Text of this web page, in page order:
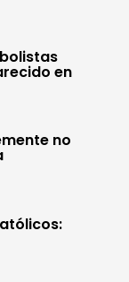
en
no